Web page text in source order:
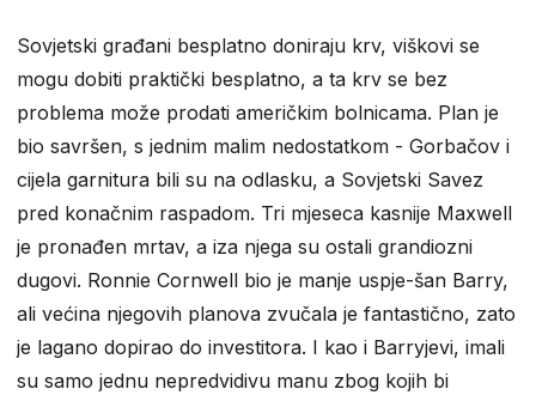
Sovjetski građani besplatno doniraju krv, viškovi se
mogu dobiti praktički besplatno, a ta krv se bez
problema može prodati američkim bolnicama. Plan je
bio savršen, s jednim malim nedostatkom - Gorbačov i
cijela garnitura bili su na odlasku, a Sovjetski Savez
pred konačnim raspadom. Tri mjeseca kasnije Maxwell
je pronađen mrtav, a iza njega su ostali grandiozni
dugovi. Ronnie Cornwell bio je manje uspje-šan Barry,
ali većina njegovih planova zvučala je fantastično, zato
je lagano dopirao do investitora. I kao i Barryjevi, imali
su samo jednu nepredvidivu manu zbog kojih bi